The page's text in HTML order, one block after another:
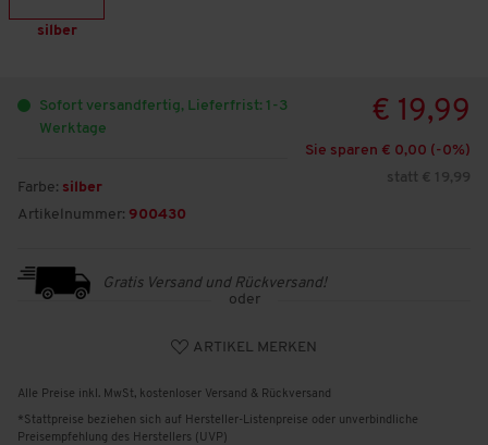
silber
Sofort versandfertig, Lieferfrist: 1-3
Werktage
Farbe: silber
Artikelnummer: 900430
€ 19,99
Sie sparen € 0,00 (-0%)
statt € 19,99
Gratis Versand und Rückversand!
oder
ARTIKEL MERKEN
Alle Preise inkl. MwSt, kostenloser Versand & Rückversand
*Stattpreise beziehen sich auf Hersteller-Listenpreise oder unverbindliche
Preisempfehlung des Herstellers (UVP)